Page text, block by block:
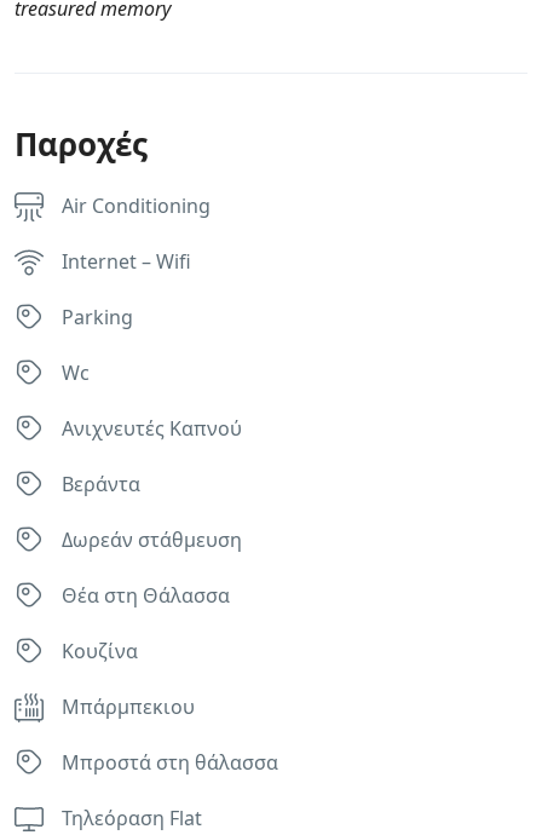
treasured memory
Παροχές
Air Conditioning
Internet – Wifi
Parking
Wc
Ανιχνευτές Καπνού
Βεράντα
Δωρεάν στάθμευση
Θέα στη Θάλασσα
Κουζίνα
Μπάρμπεκιου
Μπροστά στη θάλασσα
Τηλεόραση Flat